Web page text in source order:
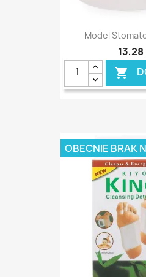
Model
13,28

OBECNIE BRAK